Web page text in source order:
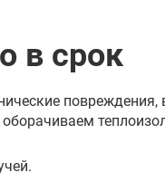
в срок
повреждения,
оборачиваем